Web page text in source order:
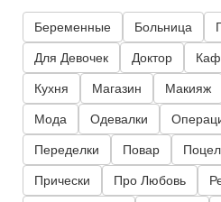
Беременные Больница
Для Девочек Доктор
Кухня Магазин Макияж
Мода Одевалки
Переделки Повар
Прически Про Любовь